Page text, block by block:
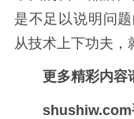
是不足以说明问
从技术上下功夫，
更多精彩内容
shushiw.com